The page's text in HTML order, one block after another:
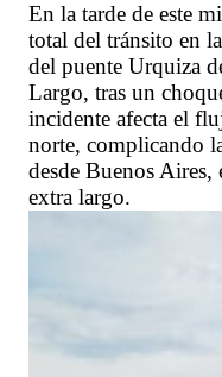
En la tarde de este
total del tránsito en
del puente Urquiza
Largo, tras un
incidente afecta el
norte, complicando
desde Buenos Aires,
extra largo.